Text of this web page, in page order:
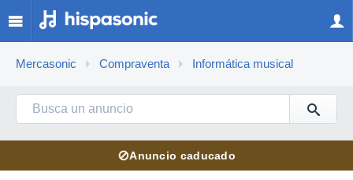
Mercasonic Compraventa Informática musical
⊘Anuncio caducado